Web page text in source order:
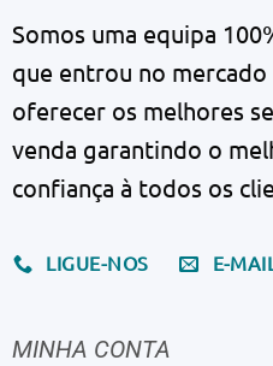
Somos uma equipa
que entrou no mercado
oferecer os melhores
venda garantindo o
confiança à todos os
LIGUE-NOS E-
MINHA CONTA